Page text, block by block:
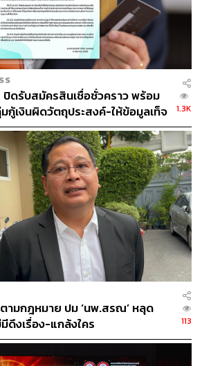
ABOUT THE AUTHOR
วาราดา ทองจำนงค์
Content Creator สำนักข่าว THE
STANDARD WEALTH
ปิดรับสมัครสินเชื่อชั่วคราว พร้อม
เงินผิดวัตถุประสงค์-ให้ข้อมูลเท็จ
าด
1.3K
มกฎหมาย ปม ‘นพ.สรณ’ หลุด
ดึงเรื่อง-แกล้งใคร
113